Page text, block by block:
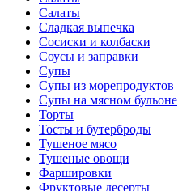
Салаты
Сладкая выпечка
Сосиски и колбаски
Соусы и заправки
Супы
Супы из морепродуктов
Супы на мясном бульоне
Торты
Тосты и бутерброды
Тушеное мясо
Тушеные овощи
Фаршировки
Фруктовые десерты